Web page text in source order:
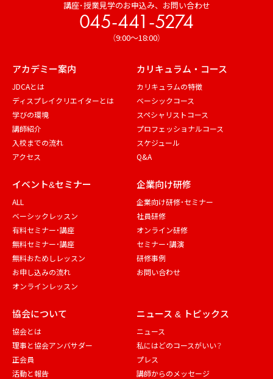
講座･授業見学のお申込み、 お問い合わせ
045-441-5274
（9:00～18:00）
アカデミー案内
JDCAとは
ディスプレイクリエイターとは
学びの環境
講師紹介
入校までの流れ
アクセス
カリキュラム・コース
カリキュラムの特徴
ベーシックコース
スペシャリストコース
プロフェッショナルコース
スケジュール
Q&A
イベント&セミナー
ALL
ベーシックレッスン
有料セミナー・講座
無料セミナー・講座
無料おためしレッスン
お申し込みの流れ
オンラインレッスン
企業向け研修
企業向け研修・セミナー
社員研修
オンライン研修
セミナー・講演
研修事例
お問い合わせ
協会について
協会とは
理事と協会アンバサダー
正会員
活動と報告
ニュース & トピックス
ニュース
私にはどのコースがいい？
プレス
講師からのメッセージ